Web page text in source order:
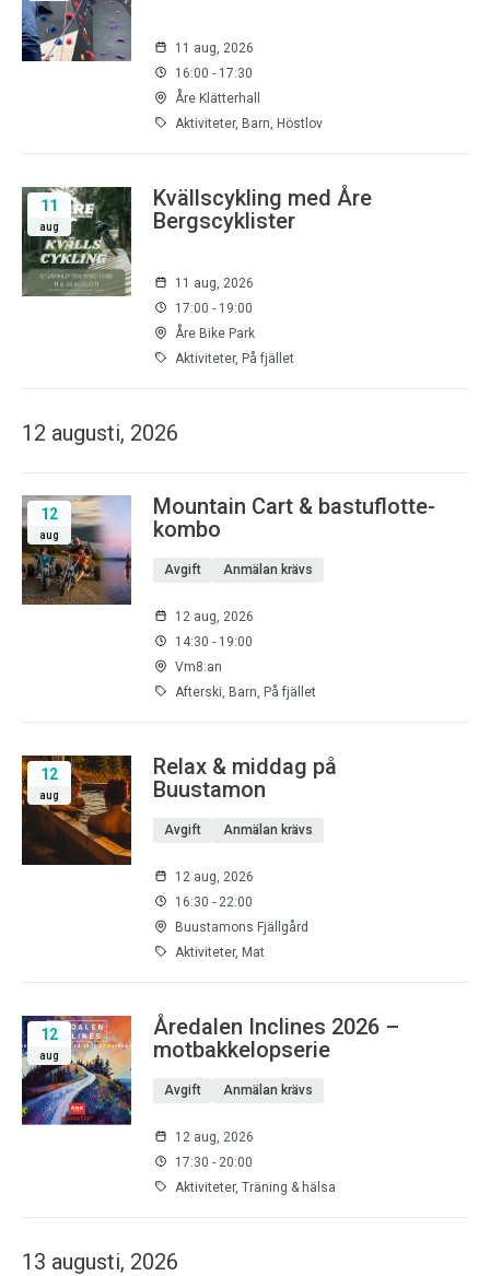
11 aug, 2026
16:00 - 17:30
Åre Klätterhall
Aktiviteter, Barn, Höstlov
11
aug
Kvällscykling med Åre
Bergscyklister
11 aug, 2026
17:00 - 19:00
Åre Bike Park
Aktiviteter, På fjället
12 augusti, 2026
12
aug
Mountain Cart & bastuflotte-
kombo
Avgift Anmälan krävs
12 aug, 2026
14:30 - 19:00
Vm8:an
Afterski, Barn, På fjället
12
aug
Relax & middag på
Buustamon
Avgift Anmälan krävs
12 aug, 2026
16:30 - 22:00
Buustamons Fjällgård
Aktiviteter, Mat
12
aug
Åredalen Inclines 2026 –
motbakkelopserie
Avgift Anmälan krävs
12 aug, 2026
17:30 - 20:00
Aktiviteter, Träning & hälsa
13 augusti, 2026